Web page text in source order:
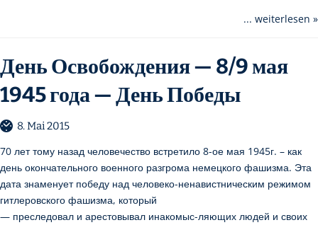
... weiterlesen »
День Освобождения — 8/9 мая
1945 года — День Победы
8. Mai 2015
70 лет тому назад человечество встретило 8-ое мая 1945г. – как
день окончательного военного разгрома немецкого фашизма. Эта
дата знаменует победу над человеко-ненавистническим режимом
гитлеровского фашизма, который
— преследовал и арестовывал инакомыс-ляющих людей и своих